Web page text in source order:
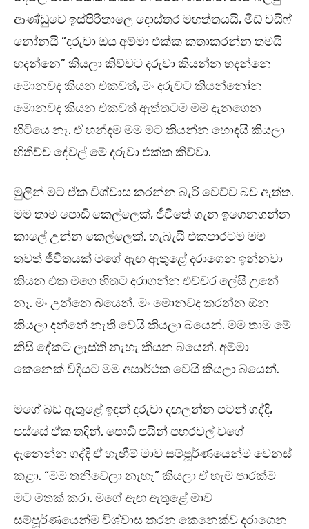
ආණ්ඩුවෙ ඉස්පිරිතාලෙ දොස්තර මහත්තයයි, මිඩ් වයිෆ්
නෝනයි “දරුවා ඔය අම්මා එක්ක කතාකරන්න තමයි
හදන්නෙ” කියලා කිව්වට දරුවා කියන්න හදන්නෙ
මොනවද කියන එකවත්, මං දරුවට කියන්නෝන
මොනවද කියන එකවත් ඇත්තටම මම දැනගෙන
හිටියෙ නෑ. ඒ හන්දම මම මට කියන්න හොඳයි කියලා
හිතිච්ච දේවල් මේ දරුවා එක්ක කිව්වා.
මුලින් මට ඒක විශ්වාස කරන්න බැරි වෙච්ච බව ඇත්ත.
මම තාම පොඩි කෙල්ලෙක්, ජීවිතේ ගැන ඉගෙනගන්න
කාලේ උන්න කෙල්ලෙක්. හැබැයි එකපාරටම මම
තවත් ජීවිතයක් මගේ ඇඟ ඇතුළේ දරාගෙන ඉන්නවා
කියන එක මගෙ හිතට දරාගන්න එච්චර ලේසි උනේ
නෑ. මං උන්නෙ බයෙන්. මං මොනවද කරන්න ඕන
කියලා දන්නේ නැති වෙයි කියලා බයෙන්. මම තාම මේ
කිසි දේකට ලෑස්ති නැහැ කියන බයෙන්. අම්මා
කෙනෙක් විදියට මම අසාර්ථක වෙයි කියලා බයෙන්.
මගේ බඩ ඇතුළේ ඉඳන් දරුවා දඟලන්න පටන් ගද්දි,
පස්සේ ඒක තදින්, පොඩි පයින් පහරවල් වගේ
දැනෙන්න ගද්දි ඒ හැඟීම් මාව සම්පූර්ණයෙන්ම වෙනස්
කළා. “මම තනිවෙලා නැහැ” කියලා ඒ හැම පාරක්ම
මට මතක් කරා. මගේ ඇඟ ඇතුළේ මාව
සම්පූර්ණයෙන්ම විශ්වාස කරන කෙනෙක්ව දරාගෙන